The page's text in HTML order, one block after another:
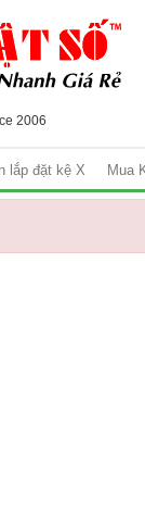
2006
lắp đặt kệ X Mua